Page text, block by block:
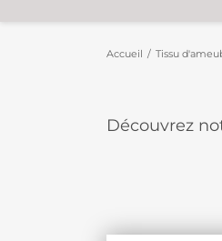
Accueil Tissu
Découvrez
parfaites
elles